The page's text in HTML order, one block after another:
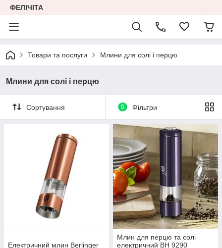
ФЕЛІЧІТА
Товари та послуги Млини для солі і перцю
Млини для солі і перцю
Сортування 0 Фільтри
Електричний млин Berlinger
Млин для перцю та солі
електричний BH 9290